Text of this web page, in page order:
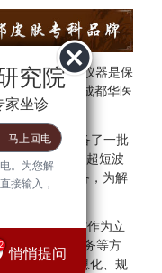
是基础、设备仪器是保
的服务于民，成都华医
会诊中心。
肤研究院配备了一批
红宝石激光、超短波
检查诊断设备，为解
意、患者放心"作为立
疗、管理、服务等方
标准化、信息化、规
究院
家坐诊
。为您解
接输入，
悄悄提问